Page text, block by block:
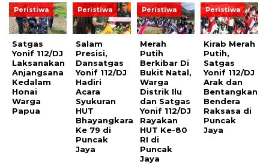
Peristiwa
Satgas
Yonif 112/DJ
Laksanakan
Anjangsana
Kedalam
Honai
Warga
Papua
Peristiwa
Salam
Presisi,
Dansatgas
Yonif 112/DJ
Hadiri
Acara
Syukuran
HUT
Bhayangkara
Ke 79 di
Puncak
Jaya
Peristiwa
Merah
Putih
Berkibar Di
Bukit Natal,
Warga
Distrik Ilu
dan Satgas
Yonif 112/DJ
Rayakan
HUT Ke-80
RI di
Puncak
Jaya
Peristiwa
Kirab Merah
Putih,
Satgas
Yonif 112/DJ
Arak dan
Bentangkan
Bendera
Raksasa di
Puncak
Jaya